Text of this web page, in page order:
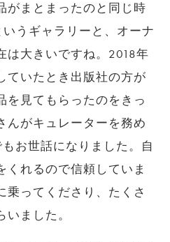
がまとまったのと同じ時
うギャラリーと、オーナ
は大きいですね。2018年
ていたとき出版社の方が
を見てもらったのをきっ
んがキュレーターを務め
もお世話になりました。自
くれるので信頼していま
乗ってくださり、たくさ
いました。